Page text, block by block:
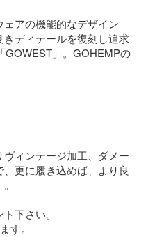
アの機能的なデザイン
ディテールを復刻し追求
GOWEST」。GOHEMPの
ィンテージ加工、ダメー
更に履き込めば、より良
下さい。
す。